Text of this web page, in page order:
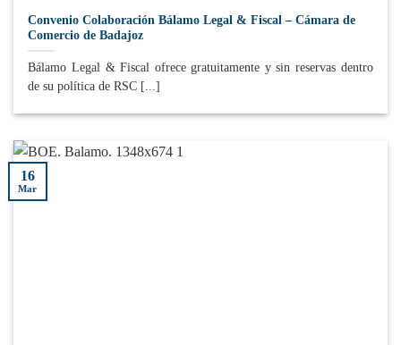
Convenio Colaboración Bálamo Legal & Fiscal – Cámara de
Comercio de Badajoz
Bálamo Legal & Fiscal ofrece gratuitamente y sin reservas dentro
de su política de RSC [...]
16
Mar